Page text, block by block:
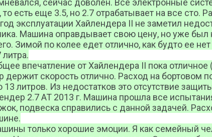
сейчас доволен. Все электронные
есть еще 3.5, но 2.7 отрабатывает на все сто.
эксплуатации Хайлендера II не заметил
Машина оправдывает свою цену, но уже
Зимой по колее едет отлично, как будто ее
впечатление от Хайлендера II пока
держит скорость отлично. Расход на бортовом
13 литров. Из недостатков это отсутствие
2.7 AT 2013 г. Машина прошла все
подвеска справились с данной задачей.
только хорошие эмоции. Я как семейный